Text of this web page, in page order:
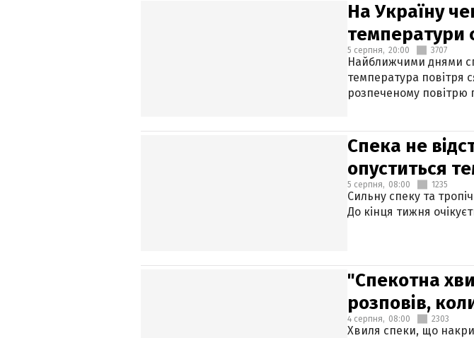
На Україну
температури
5 серпня, 20:00 3707
Найближчими днями
температура повітря
розпеченому повітрю
Спека не
опуститься
5 серпня, 08:00 1235
Сильну спеку та
До кінця тижня
"Спекотна
розповів,
4 серпня, 08:00 2303
Хвиля спеки, що